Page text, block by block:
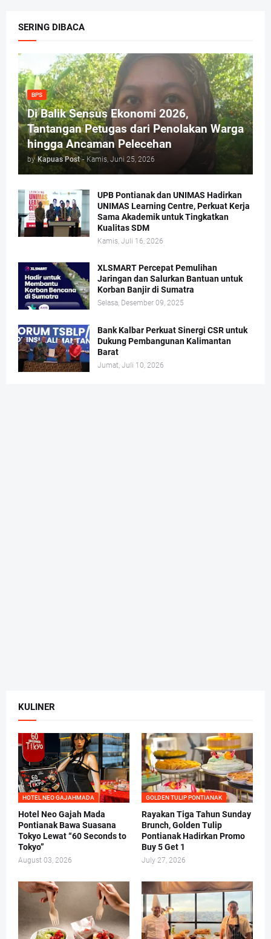
SERING DIBACA
BPS
Di Balik Sensus Ekonomi 2026,
Tantangan Petugas dari Penolakan Warga
hingga Ancaman Pelecehan
by Kapuas Post - Kamis, Juni 25, 2026
UPB Pontianak dan UNIMAS Hadirkan
UNIMAS Learning Centre, Perkuat Kerja
Sama Akademik untuk Tingkatkan
Kualitas SDM
Kamis, Juli 16, 2026
XLSMART Percepat Pemulihan
Jaringan dan Salurkan Bantuan untuk
Korban Banjir di Sumatra
Selasa, Desember 09, 2025
Bank Kalbar Perkuat Sinergi CSR untuk
Dukung Pembangunan Kalimantan
Barat
Jumat, Juli 10, 2026
KULINER
HOTEL NEO GAJAHMADA
Hotel Neo Gajah Mada
Pontianak Bawa Suasana
Tokyo Lewat “60 Seconds to
Tokyo”
August 03, 2026
GOLDEN TULIP PONTIANAK
Rayakan Tiga Tahun Sunday
Brunch, Golden Tulip
Pontianak Hadirkan Promo
Buy 5 Get 1
July 27, 2026